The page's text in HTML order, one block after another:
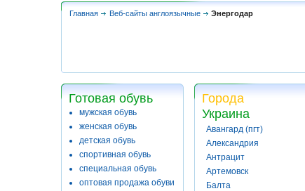
Главная Веб-сайты англоязычные Энергодар
Готовая обувь
мужская обувь
женская обувь
детская обувь
спортивная обувь
специальная обувь
оптовая продажа обуви
Города
Украина
Авангард (пгт)
Александрия
Антрацит
Артемовск
Балта